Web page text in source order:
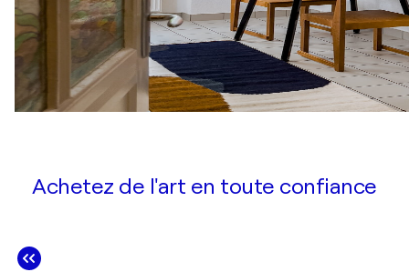
Achetez de l'art en toute confiance